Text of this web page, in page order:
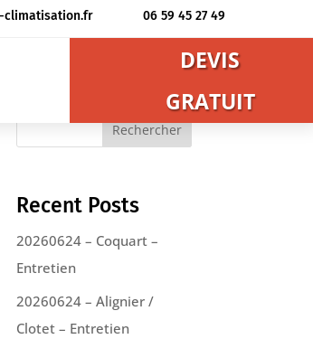
climatisation.fr 06 59 45 27 49
DEVIS
GRATUIT
Rechercher
Recent Posts
20260624 – Coquart –
Entretien
20260624 – Alignier /
Clotet – Entretien